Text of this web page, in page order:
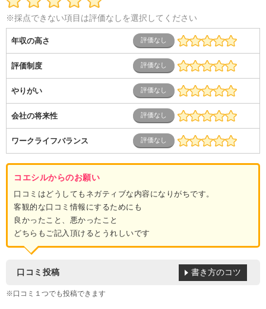
※採点できない項目は評価なしを選択してください
年収の高さ
評価制度
やりがい
会社の将来性
ワークライフバランス
コエシルからのお願い
口コミはどうしてもネガティブな内容になりがちです。
客観的な口コミ情報にするためにも
良かったこと、悪かったこと
どちらもご記入頂けるとうれしいです
口コミ投稿
※口コミ１つでも投稿できます
書き方のコツ